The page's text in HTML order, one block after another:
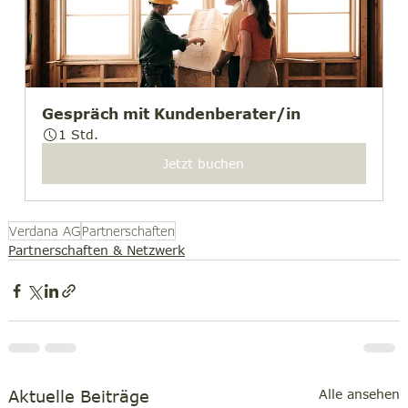
Gespräch mit Kundenberater/in
1 Std.
Jetzt buchen
Verdana AGPartnerschaften
Partnerschaften & Netzwerk
Aktuelle Beiträge Alle ansehen